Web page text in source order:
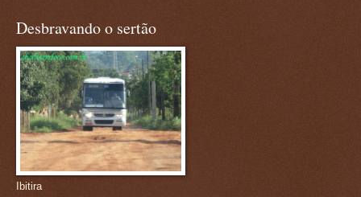
Desbravando o sertão
Ibitira